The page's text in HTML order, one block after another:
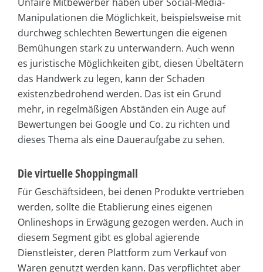
Unfaire Mitbewerber haben über Social-Media-
Manipulationen die Möglichkeit, beispielsweise mit
durchweg schlechten Bewertungen die eigenen
Bemühungen stark zu unterwandern. Auch wenn
es juristische Möglichkeiten gibt, diesen Übeltätern
das Handwerk zu legen, kann der Schaden
existenzbedrohend werden. Das ist ein Grund
mehr, in regelmäßigen Abständen ein Auge auf
Bewertungen bei Google und Co. zu richten und
dieses Thema als eine Daueraufgabe zu sehen.
Die virtuelle Shoppingmall
Für Geschäftsideen, bei denen Produkte vertrieben
werden, sollte die Etablierung eines eigenen
Onlineshops in Erwägung gezogen werden. Auch in
diesem Segment gibt es global agierende
Dienstleister, deren Plattform zum Verkauf von
Waren genutzt werden kann. Das verpflichtet aber